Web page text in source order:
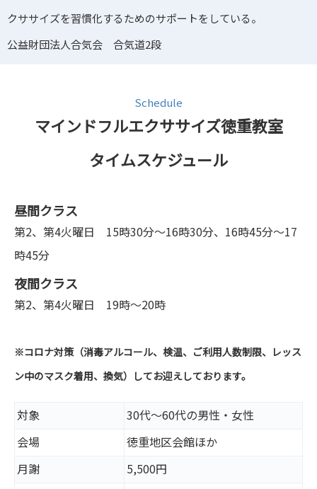
クササイズを習慣化するためのサポートをしている。
公益財団法人合気会 合気道2段
Schedule
マインドフルエクササイズ徳重教室
タイムスケジュール
昼間クラス
第2、第4火曜日 15時30分～16時30分、16時45分～17
時45分
夜間クラス
第2、第4火曜日 19時～20時
※コロナ対策（消毒アルコール、検温、ご利用人数制限、レッス
ン中のマスク着用、換気）してお迎えしております。
対象
30代～60代の男性・女性
会場
徳重地区会館ほか
月謝
5,500円